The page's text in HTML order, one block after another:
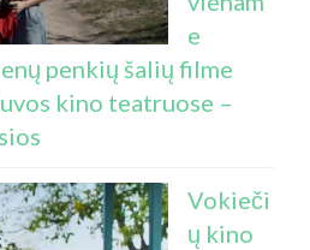
e
penkių šalių filme
kino teatruose –
Vokieči
ų kino